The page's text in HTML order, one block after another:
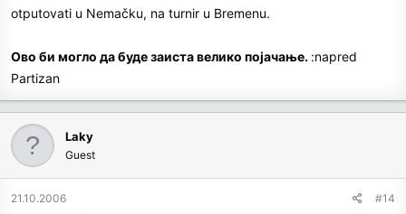
otputovati u Nemačku, na turnir u Bremenu.
Ово би могло да буде заиста велико појачање. :napred
Partizan
Laky
Guest
21.10.2006 #14